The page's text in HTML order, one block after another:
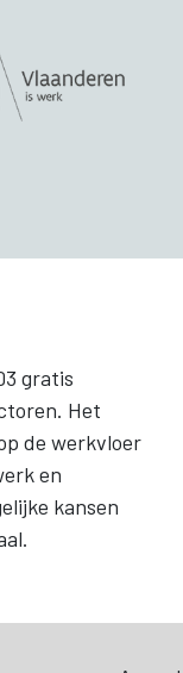
gratis
Het
de werkvloer
en
kansen